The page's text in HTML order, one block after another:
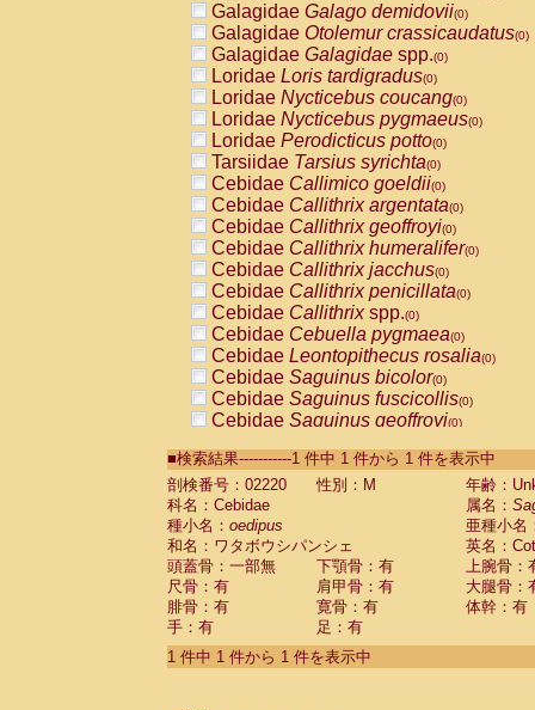
Galagidae Galago demidovii(0)
Galagidae Otolemur crassicaudatus(0)
Galagidae Galagidae spp.(0)
Loridae Loris tardigradus(0)
Loridae Nycticebus coucang(0)
Loridae Nycticebus pygmaeus(0)
Loridae Perodicticus potto(0)
Tarsiidae Tarsius syrichta(0)
Cebidae Callimico goeldii(0)
Cebidae Callithrix argentata(0)
Cebidae Callithrix geoffroyi(0)
Cebidae Callithrix humeralifer(0)
Cebidae Callithrix jacchus(0)
Cebidae Callithrix penicillata(0)
Cebidae Callithrixspp.(0)
Cebidae Cebuella pygmaea(0)
Cebidae Leontopithecus rosalia(0)
Cebidae Saguinus bicolor(0)
Cebidae Saguinus fuscicollis(0)
Cebidae Saguinus geoffroyi(0)
CebidaeSaguinus labiatus(0)
Cebidae Saguinus leucopus (0)
Cebidae
Cebidae
CebidaeSaguinus nigricollis (0)
Cebidae Saguinus oedipus
Cebidae Saguinus weddelli
Cebidae Saguinusspp.
Cebidae Aotus trivirgatus
Cebidae Cebus albifrons
■検索結果-----------1 件中 1 件から 1 件を表示中
剖検番号：02220
性別：M
年齢：
科名：Cebidae
属名：
種小名： oedipus
亜種小名
和名：ワタボウシパンシェ
英名：
頭蓋骨：一部無
下顎骨：有
上腕骨：
尺骨：有
肩甲骨：有
大腿骨：
腓骨：有
寛骨：有
体幹：有
手：有
足：有
1 件中 1 件から 1 件を表示中